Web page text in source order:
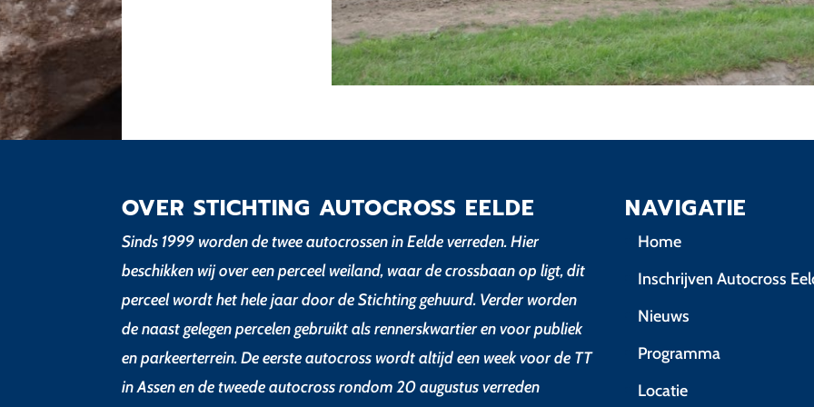
OVER STICHTING AUTOCROSS EELDE
Sinds 1999 worden de twee autocrossen in Eelde verreden. Hier
beschikken wij over een perceel weiland, waar de crossbaan op ligt, dit
perceel wordt het hele jaar door de Stichting gehuurd. Verder worden
de naast gelegen percelen gebruikt als rennerskwartier en voor publiek
en parkeerterrein. De eerste autocross wordt altijd een week voor de TT
in Assen en de tweede autocross rondom 20 augustus verreden
NAVIGATIE
Home
Inschrijven Autocross
Nieuws
Programma
Locatie